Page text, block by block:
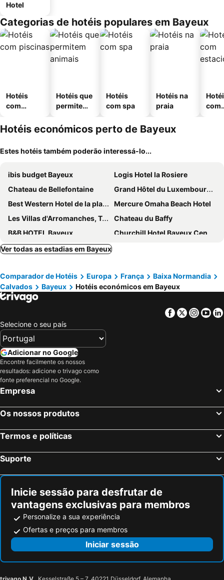
Hotel
Categorias de hotéis populares em Bayeux
Hotéis
com
Hotéis que
permitem
Hotéis
com spa
Hotéis na
praia
com
Hotéis económicos perto de Bayeux
Estes hotéis também poderão interessá-lo...
ibis budget Bayeux
Logis Hotel la Rosiere
Chateau de Bellefontaine
Grand Hôtel du Luxembourg & Spa
Best Western Hotel de la plage Normandie
Mercure Omaha Beach Hotel
Les Villas d'Arromanches, Teritoria
Chateau du Baffy
B&B HOTEL Bayeux
Churchill Hotel Bayeux Centre
Chateau des Chevaliers de Grand Tonne
Hotel Reine Mathilde
Hotel Eisenhower
Hôtel L'ideal le Mountbatten
Hôtel De La Marine
Ferme de la Rançonnière - Hôtel & Restaurant
La Cremaillere Hôtel-Restaurant
Ver todas as estadias em Bayeux
Comparador de Hotéis Europa França
Baixa Normandia
Calvados
Bayeux Hotéis económicos em Bayeux
Facebook
Twitter
Selecione o seu país
Adicionar no Google
Encontre facilmente os nossos
resultados: adicione o trivago como
fonte preferencial no Google.
Empresa
Os nossos produtos
Termos e políticas
Suporte
Inicie sessão para desfrutar de
vantagens exclusivas para membros
Personalize a sua experiência
Ofertas e preços para membros
Iniciar sessão